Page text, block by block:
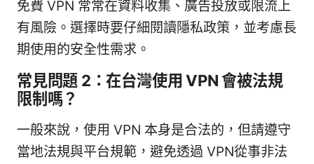
免費 VPN 常常在資料收集、廣告投放或限流上
有風險。選擇時要仔細閱讀隱私政策，並考慮長
期使用的安全性需求。
常見問題 2：在台灣使用 VPN 會被法規
限制嗎？
一般來說，使用 VPN 本身是合法的，但請遵守
當地法規與平台規範，避免透過 VPN從事非法